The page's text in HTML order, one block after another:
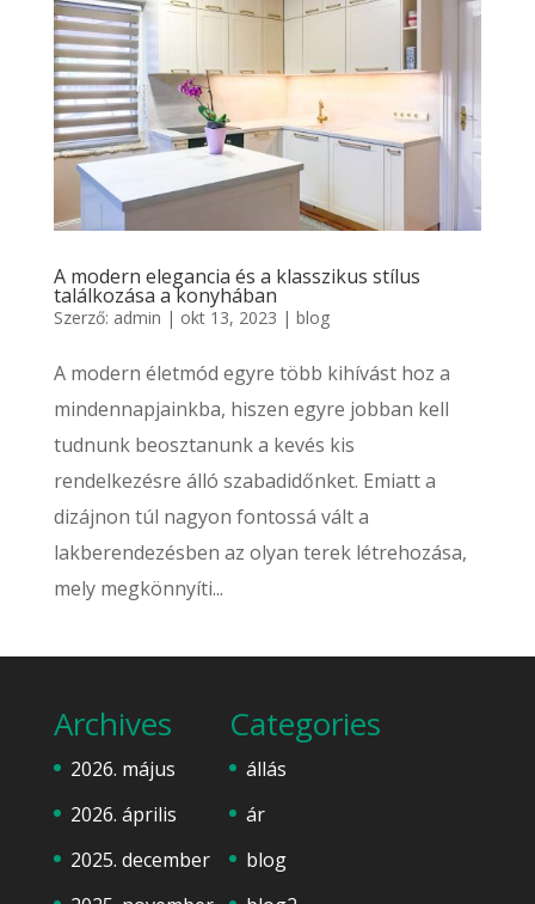
A modern elegancia és a klasszikus stílus
találkozása a konyhában
Szerző: admin | okt 13, 2023 | blog
A modern életmód egyre több kihívást hoz a
mindennapjainkba, hiszen egyre jobban kell
tudnunk beosztanunk a kevés kis
rendelkezésre álló szabadidőnket. Emiatt a
dizájnon túl nagyon fontossá vált a
lakberendezésben az olyan terek létrehozása,
mely megkönnyíti...
Archives
2026. május
2026. április
2025. december
Categories
állás
ár
blog